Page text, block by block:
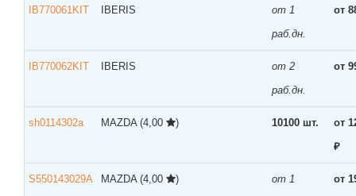
IB770061KIT IBERIS
от 1
раб.дн.
от
IB770062KIT IBERIS
от 2
раб.дн.
от
sh0114302a MAZDA (4,00 ) 10100 шт.
от
₽
S550143029A MAZDA (4,00 )
от 1
от